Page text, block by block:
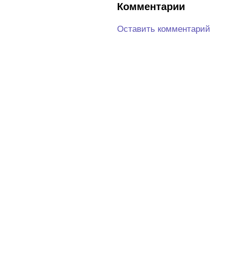
Комментарии
Оставить комментарий